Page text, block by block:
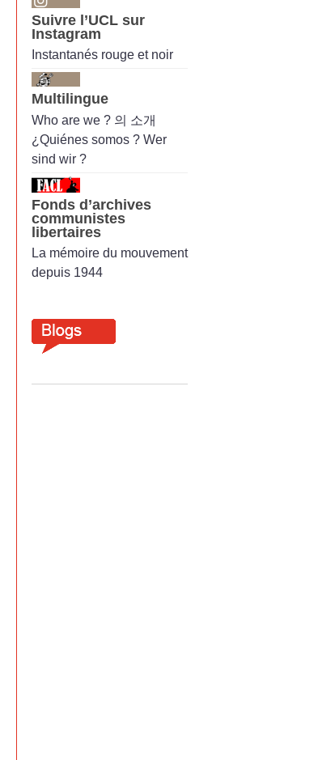
Suivre l’UCL sur
Instagram
Instantanés rouge et noir
Multilingue
Who are we ? 의 소개
¿Quiénes somos ? Wer
sind wir ?
Fonds d’archives
communistes
libertaires
La mémoire du mouvement
depuis 1944